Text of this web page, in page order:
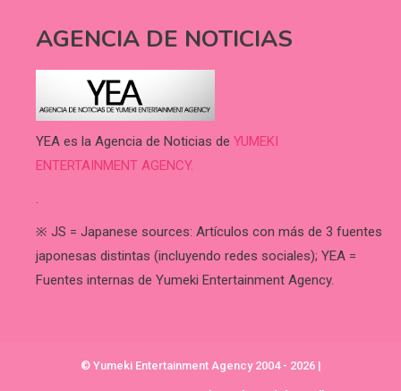
AGENCIA DE NOTICIAS
YEA es la Agencia de Noticias de YUMEKI
ENTERTAINMENT AGENCY.
.
※ JS = Japanese sources: Artículos con más de 3 fuentes
japonesas distintas (incluyendo redes sociales); YEA =
Fuentes internas de Yumeki Entertainment Agency.
© Yumeki Entertainment Agency 2004 - 2026 |